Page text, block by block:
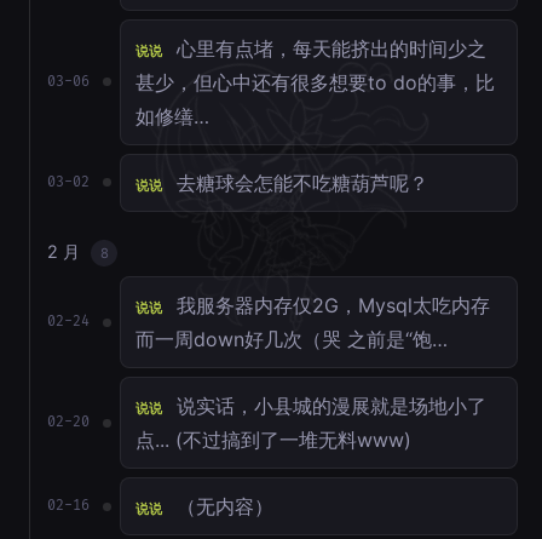
03-06
说说
心里有点堵，每天能挤出的时间少之
甚少，但心中还有很多想要to do的事，比
如修缮…
03-02 说说 去糖球会怎能不吃糖葫芦呢？
2 月 8
02-24
说说
我服务器内存仅2G，Mysql太吃内存
而一周down好几次（哭 之前是“饱…
02-20
说说
说实话，小县城的漫展就是场地小了
点... (不过搞到了一堆无料www)
02-16 说说 （无内容）